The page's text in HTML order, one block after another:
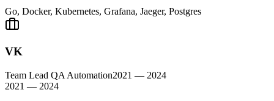
Go, Docker, Kubernetes, Grafana, Jaeger, Postgres
VK
Team Lead QA Automation2021 — 2024
2021 — 2024